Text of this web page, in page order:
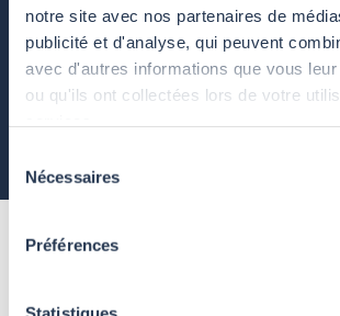
notre site avec nos partenaires de
publicité et d'analyse, qui peuvent
avec d'autres informations que vous
ou qu'ils ont collectées lors de votre
Nécessaires
Préférences